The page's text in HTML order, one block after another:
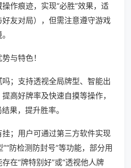
作痕迹，实现“必胜”效果，适
友对局），但需注意遵守游戏
与特色！
；支持透视全局牌型、智能出
高好牌率及快速自摸等操作，
果，提升胜率。
；用户可通过第三方软件实现
”“防检测防封号”等功能，部分用
在“牌特别好”或“透视他人牌